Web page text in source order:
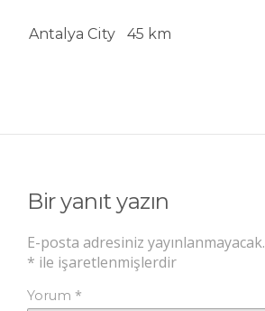
Antalya City 45 km
Bir yanıt yazın
E-posta adresiniz yayınlanmayacak.
* ile işaretlenmişlerdir
Yorum *